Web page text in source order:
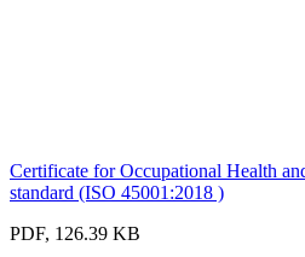
Certificate for Occupational Health
standard (ISO 45001:2018 )
PDF, 126.39 KB